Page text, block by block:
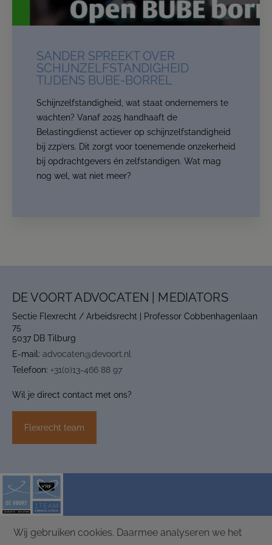
SANDER SPREEKT OVER
SCHIJNZELFSTANDIGHEID
TIJDENS BUBE-BORREL
Schijnzelfstandigheid, wat staat ondernemers te
wachten? Vanaf 2025 handhaaft de
Belastingdienst actiever op schijnzelfstandigheid
bij zzp’ers. Dit zorgt voor toenemende onzekerheid
bij opdrachtgevers én zelfstandigen. Wat mag
nog wel, wat niet meer?
DE VOORT ADVOCATEN | MEDIATORS
Sectie Flexrecht / Arbeidsrecht | Professor Cobbenhagenlaan
75
5037 DB Tilburg
E-mail: advocaten@devoort.nl
Telefoon: +31(0)13-466 88 97
Wil je direct contact met ons?
Flexrecht team
ALGEMENE VOORWAARDEN
Wij gebruiken cookies. Daarmee analyseren we het
Read more